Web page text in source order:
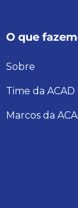
O que
Sobre
Time da ACAD
Marcos da